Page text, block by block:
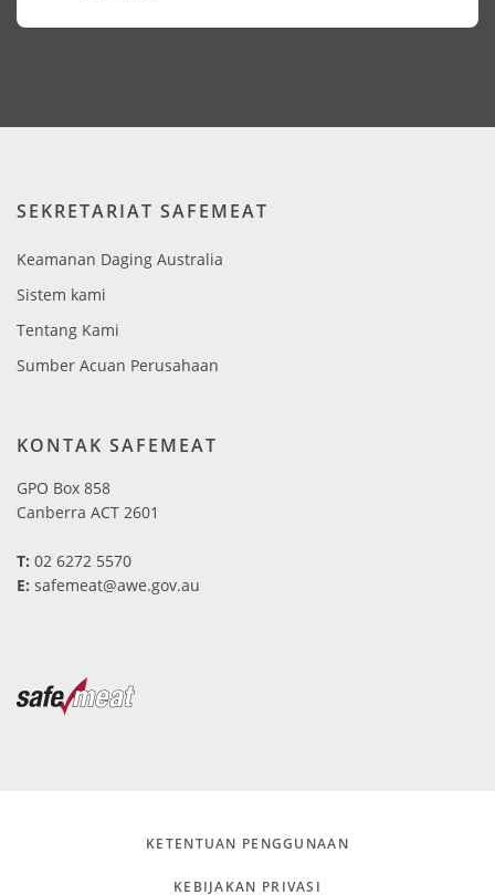
SEKRETARIAT SAFEMEAT
Keamanan Daging Australia
Sistem kami
Tentang Kami
Sumber Acuan Perusahaan
KONTAK SAFEMEAT
GPO Box 858
Canberra ACT 2601
T: 02 6272 5570
E: safemeat@awe.gov.au
KETENTUAN PENGGUNAAN
KEBIJAKAN PRIVASI